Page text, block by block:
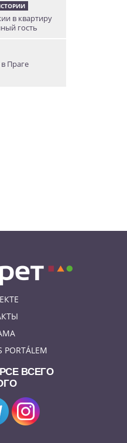
в квартиру
гость
Праге
PORTÁLEM
ВСЕГО